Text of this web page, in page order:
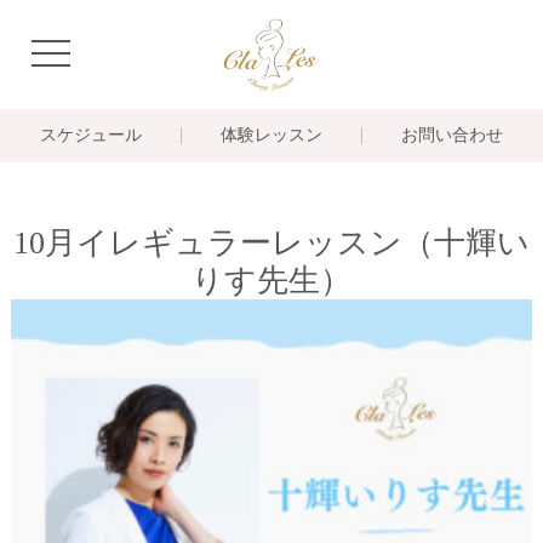
navigation
スケジュール 体験レッスン お問い合わせ
10月イレギュラーレッスン（十輝い
りす先生）